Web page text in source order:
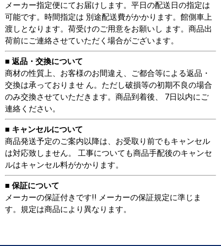
メーカー指定便にてお届けします。平日の配送日の指定は
可能です。時間指定は 別途配送費がかかります。館側車上
渡しとなります。荷受けのご用意をお願いし ます。商品出
荷前にご連絡させていただく場合がございます。
■ 返品・交換について
商材の性質上、お客様のお間違え、ご都合等による返品・
交換は承っておりませ ん。ただし破損等の初期不良の場合
のみ交換させていただきます。商品到着後、 7日以内にご
連絡ください。
■ キャンセルについて
商品発送予定のご案内以降は、お受取り前でもキャンセル
は対応致しません。 工事についても商品手配後のキャンセ
ルはキャンセル料がかかります。
■ 保証について
メーカーの保証付きです!! メーカーの保証規定に準じま
す。規定は商品により異なります。